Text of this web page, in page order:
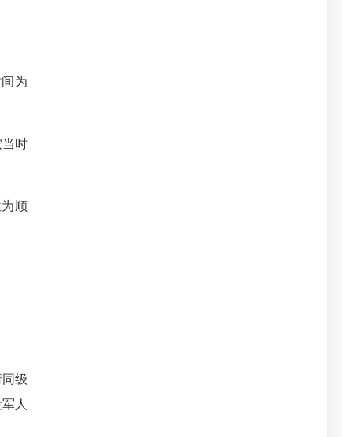
为
时
顺
级
人